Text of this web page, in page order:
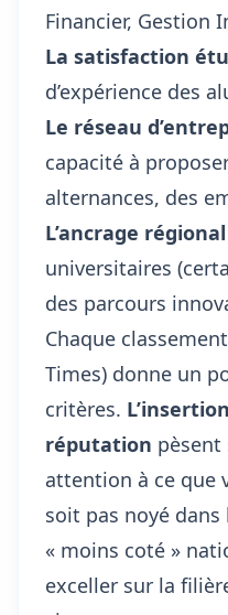
Financier, Gestion
La satisfaction
d’expérience des
Le réseau
capacité à
alternances, des
L’ancrage régional
universitaires
des parcours
Chaque
Times) donne un
critères.
réputation
attention à ce que
soit pas noyé dans
« moins coté »
exceller sur la